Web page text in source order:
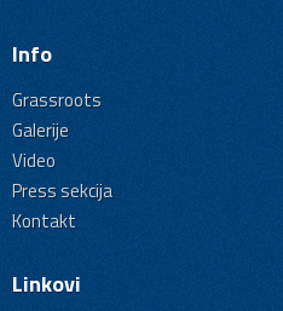
Info
Grassroots
Galerije
Video
Press sekcija
Kontakt
Linkovi